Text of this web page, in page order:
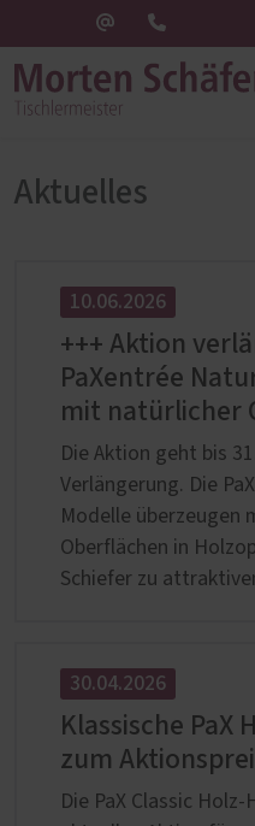
Aktuelles
10.06.2026
+++ Aktion
PaXentrée
mit natürlicher
Die Aktion geht bis
Verlängerung. Die
Modelle überzeugen
Oberflächen in
Schiefer zu
30.04.2026
Klassische PaX
zum
Die PaX Classic